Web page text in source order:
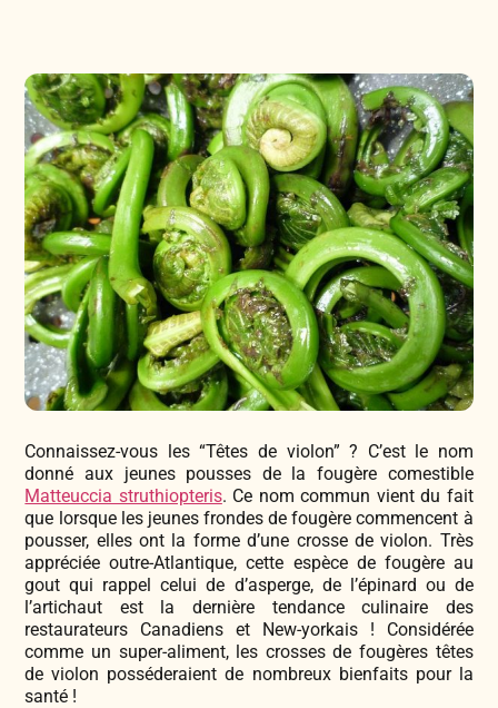
Légumes & Potagères
Aromatiques & Comestibles
Fleurs, Prairies, Engrais verts
Accesoires de Jardinage
Coffrets & Idées Cadeaux
Tisanes & Infusions BIO
Faire-part à semer
Jardinage au naturel
Découvertes végétales
Plantes & Gastronomie
Bricolage & Inspirations
Notre philosophie
Ateliers & Evènements
Visitez notre magasin
Maraichers & Revendeurs
Connaissez-vous les “Têtes de violon” ? C’est le nom
donné aux jeunes pousses de la fougère comestible
Matteuccia struthiopteris. Ce nom commun vient du fait
que lorsque les jeunes frondes de fougère commencent à
pousser, elles ont la forme d’une crosse de violon. Très
appréciée outre-Atlantique, cette espèce de fougère au
gout qui rappel celui de d’asperge, de l’épinard ou de
l’artichaut est la dernière tendance culinaire des
restaurateurs Canadiens et New-yorkais ! Considérée
comme un super-aliment, les crosses de fougères têtes
de violon posséderaient de nombreux bienfaits pour la
santé !